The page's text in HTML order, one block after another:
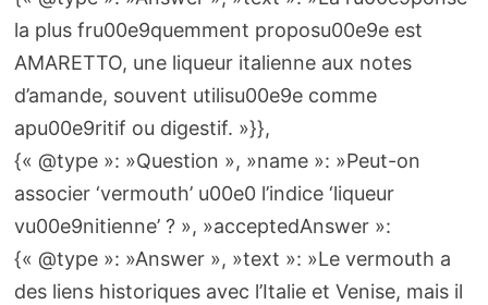
la plus fru00e9quemment proposu00e9e est
AMARETTO, une liqueur italienne aux notes
d’amande, souvent utilisu00e9e comme
apu00e9ritif ou digestif. »}},
{« @type »: »Question », »name »: »Peut-on
associer ‘vermouth’ u00e0 l’indice ‘liqueur
vu00e9nitienne’ ? », »acceptedAnswer »:
{« @type »: »Answer », »text »: »Le vermouth a
des liens historiques avec l’Italie et Venise, mais il